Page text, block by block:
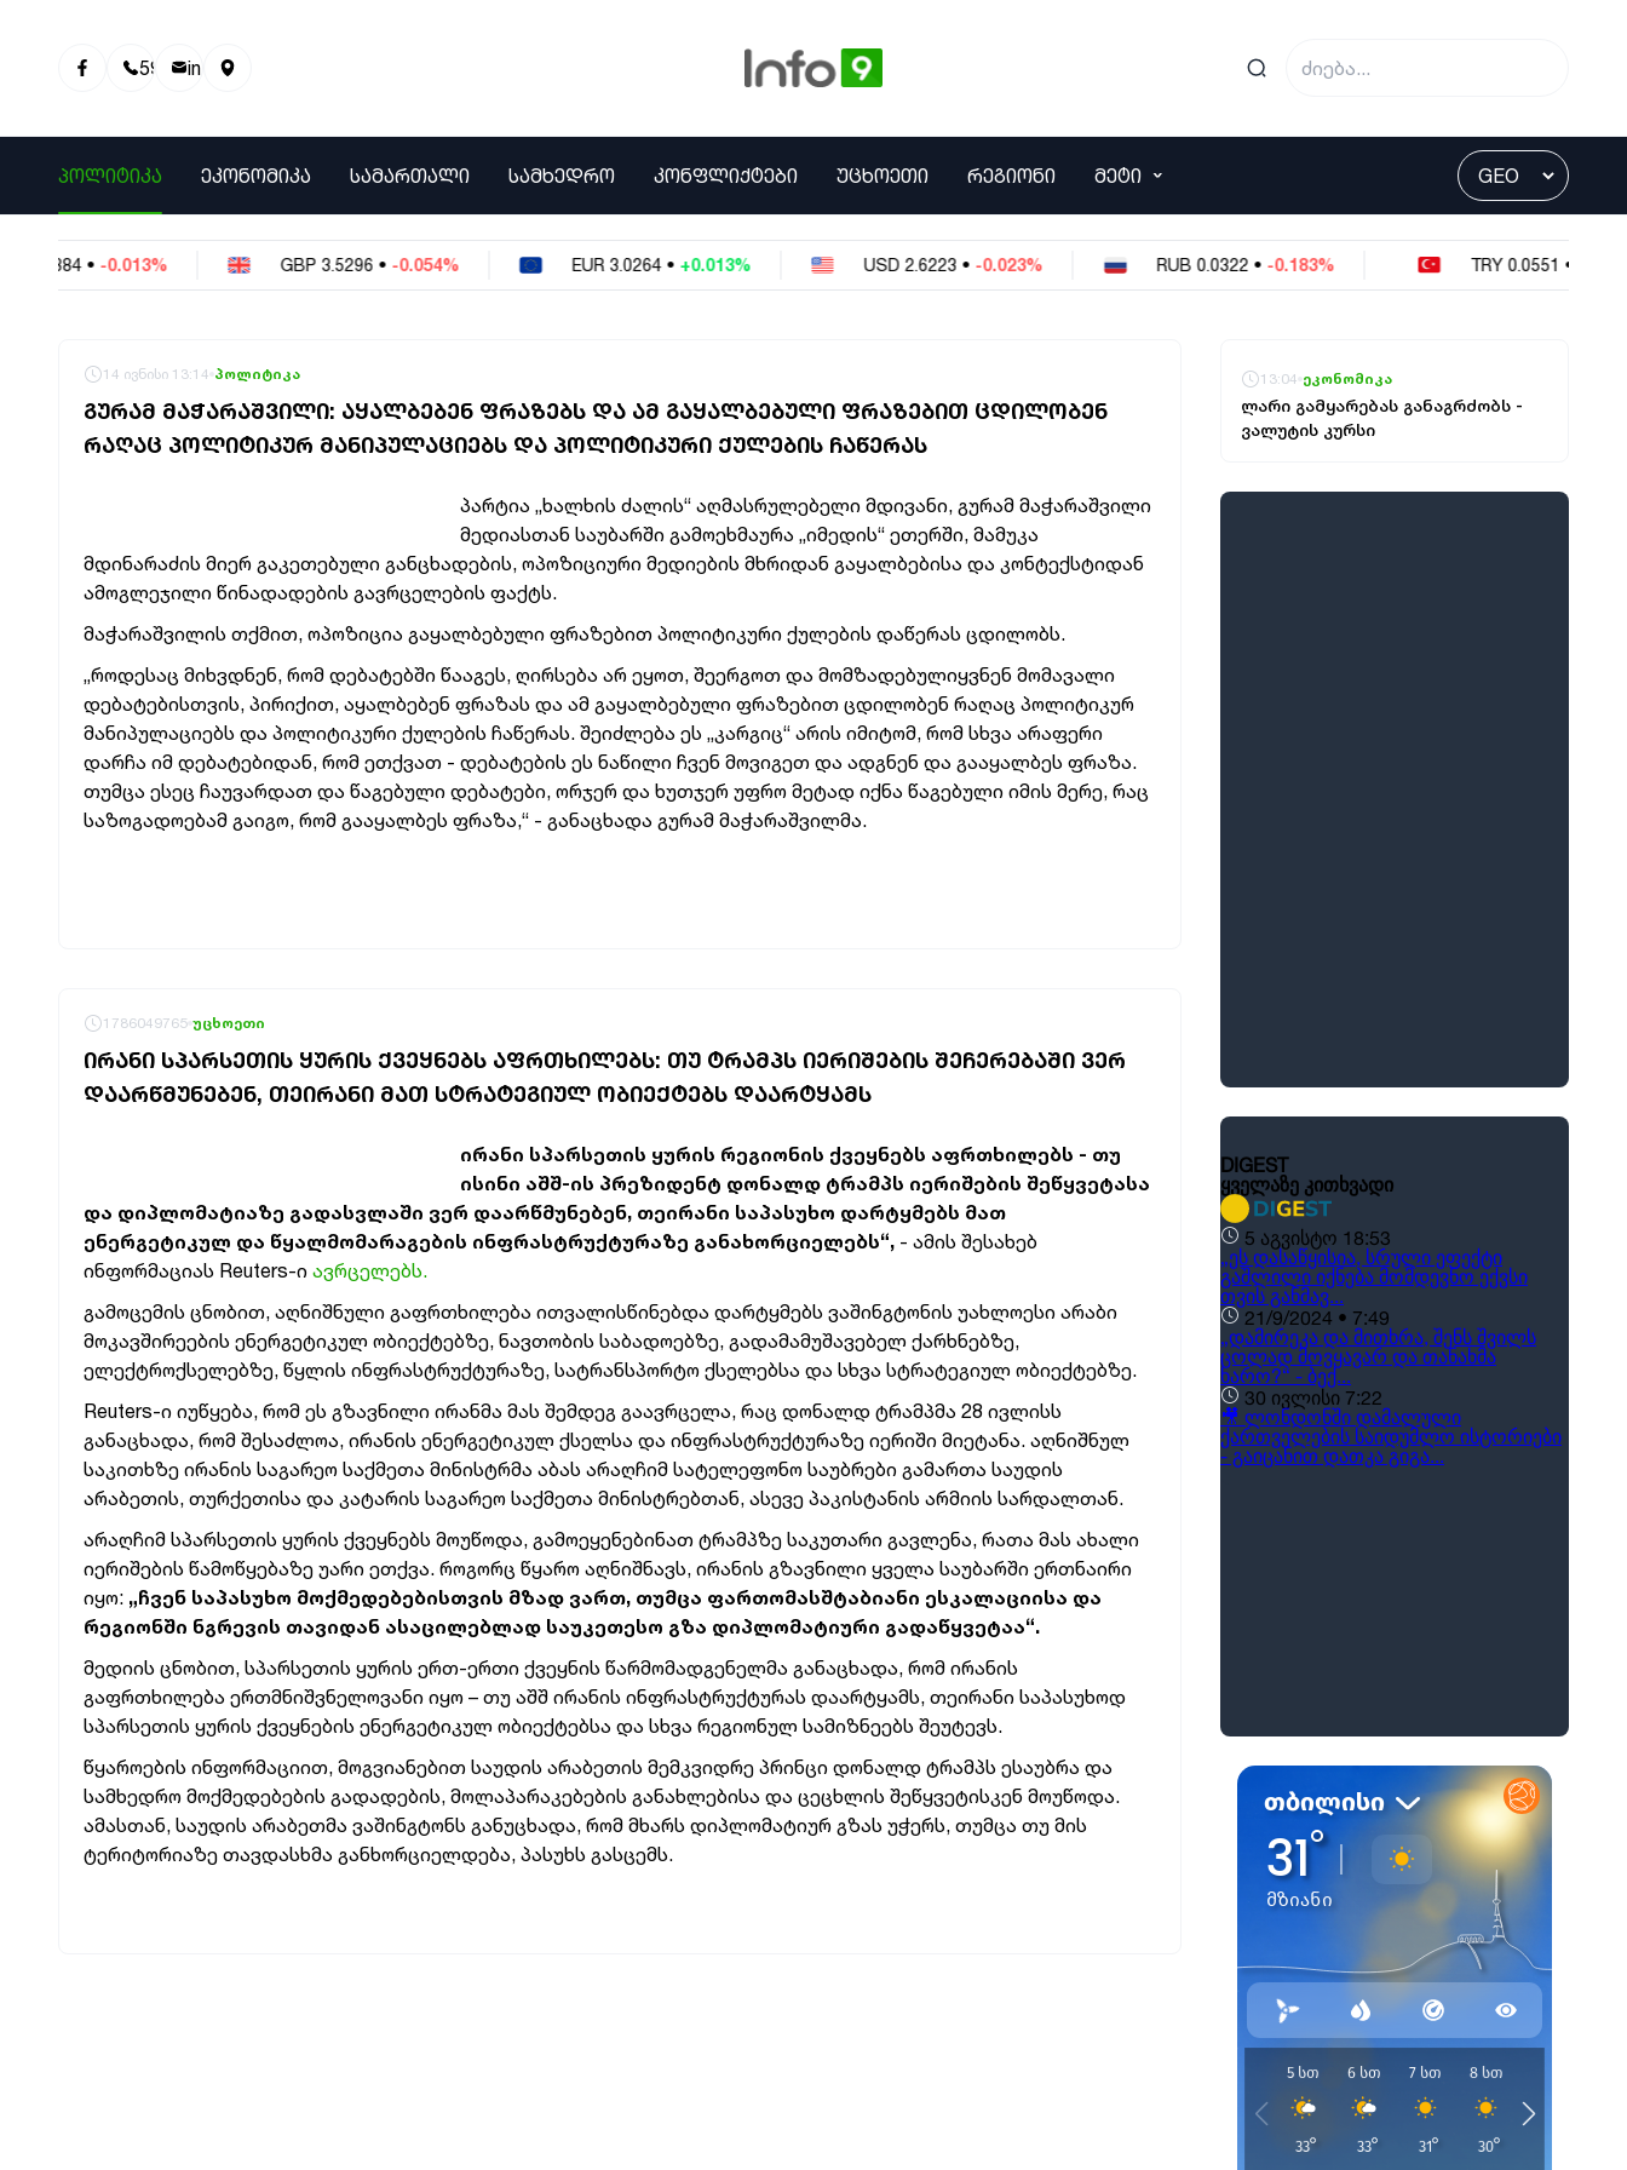
595 01 81 00info@info9.ge
ᲞᲝᲚᲘᲢᲘᲙᲐ ᲔᲙᲝᲜᲝᲛᲘᲙᲐ ᲡᲐᲛᲐᲠᲗᲐᲚᲘ ᲡᲐᲛᲮᲔᲓᲠᲝ ᲙᲝᲜᲤᲚᲘᲥᲢᲔᲑᲘ ᲣᲪᲮᲝᲔᲗᲘ ᲠᲔᲒᲘᲝᲜᲘ ᲛᲔᲢᲘ
-0.013% GBP 3.5296 • -0.054% EUR 3.0264 • +0.013% USD 2.6223 • -0.023% RUB 0.0322 • -0.183% TRY 0.0551 • 0%
14 ივნისი 13:14 პოლიტიკა
ᲒᲣᲠᲐᲛ ᲛᲐᲭᲐᲠᲐᲨᲕᲘᲚᲘ: ᲐᲧᲐᲚᲑᲔᲑᲔᲜ ᲤᲠᲐᲖᲔᲑᲡ ᲓᲐ ᲐᲛ ᲒᲐᲧᲐᲚᲑᲔᲑᲣᲚᲘ ᲤᲠᲐᲖᲔᲑᲘᲗ ᲪᲓᲘᲚᲝᲑᲔᲜ
ᲠᲐᲦᲐᲪ ᲞᲝᲚᲘᲢᲘᲙᲣᲠ ᲛᲐᲜᲘᲞᲣᲚᲐᲪᲘᲔᲑᲡ ᲓᲐ ᲞᲝᲚᲘᲢᲘᲙᲣᲠᲘ ᲥᲣᲚᲔᲑᲘᲡ ᲩᲐᲬᲔᲠᲐᲡ
პარტია „ხალხის ძალის“ აღმასრულებელი მდივანი, გურამ მაჭარაშვილი
მედიასთან საუბარში გამოეხმაურა „იმედის“ ეთერში, მამუკა
მდინარაძის მიერ გაკეთებული განცხადების, ოპოზიციური მედიების მხრიდან გაყალბებისა და კონტექსტიდან
ამოგლეჯილი წინადადების გავრცელების ფაქტს.
მაჭარაშვილის თქმით, ოპოზიცია გაყალბებული ფრაზებით პოლიტიკური ქულების დაწერას ცდილობს.
„როდესაც მიხვდნენ, რომ დებატებში წააგეს, ღირსება არ ეყოთ, შეერგოთ და მომზადებულიყვნენ მომავალი
დებატებისთვის, პირიქით, აყალბებენ ფრაზას და ამ გაყალბებული ფრაზებით ცდილობენ რაღაც პოლიტიკურ
მანიპულაციებს და პოლიტიკური ქულების ჩაწერას. შეიძლება ეს „კარგიც“ არის იმიტომ, რომ სხვა არაფერი
დარჩა იმ დებატებიდან, რომ ეთქვათ - დებატების ეს ნაწილი ჩვენ მოვიგეთ და ადგნენ და გააყალბეს ფრაზა.
თუმცა ესეც ჩაუვარდათ და წაგებული დებატები, ორჯერ და ხუთჯერ უფრო მეტად იქნა წაგებული იმის მერე, რაც
საზოგადოებამ გაიგო, რომ გააყალბეს ფრაზა,“ - განაცხადა გურამ მაჭარაშვილმა.
1786049765 უცხოეთი
ᲘᲠᲐᲜᲘ ᲡᲞᲐᲠᲡᲔᲗᲘᲡ ᲧᲣᲠᲘᲡ ᲥᲕᲔᲧᲜᲔᲑᲡ ᲐᲤᲠᲗᲮᲘᲚᲔᲑᲡ: ᲗᲣ ᲢᲠᲐᲛᲞᲡ ᲘᲔᲠᲘᲨᲔᲑᲘᲡ ᲨᲔᲩᲔᲠᲔᲑᲐᲨᲘ ᲕᲔᲠ
ᲓᲐᲐᲠᲬᲛᲣᲜᲔᲑᲔᲜ, ᲗᲔᲘᲠᲐᲜᲘ ᲛᲐᲗ ᲡᲢᲠᲐᲢᲔᲒᲘᲣᲚ ᲝᲑᲘᲔᲥᲢᲔᲑᲡ ᲓᲐᲐᲠᲢᲧᲐᲛᲡ
ირანი სპარსეთის ყურის რეგიონის ქვეყნებს აფრთხილებს - თუ
ისინი აშშ-ის პრეზიდენტ დონალდ ტრამპს იერიშების შეწყვეტასა
და დიპლომატიაზე გადასვლაში ვერ დაარწმუნებენ, თეირანი საპასუხო დარტყმებს მათ
ენერგეტიკულ და წყალმომარაგების ინფრასტრუქტურაზე განახორციელებს“, - ამის შესახებ
ინფორმაციას Reuters-ი ავრცელებს.
გამოცემის ცნობით, აღნიშნული გაფრთხილება ითვალისწინებდა დარტყმებს ვაშინგტონის უახლოესი არაბი
მოკავშირეების ენერგეტიკულ ობიექტებზე, ნავთობის საბადოებზე, გადამამუშავებელ ქარხნებზე,
ელექტროქსელებზე, წყლის ინფრასტრუქტურაზე, სატრანსპორტო ქსელებსა და სხვა სტრატეგიულ ობიექტებზე.
Reuters-ი იუწყება, რომ ეს გზავნილი ირანმა მას შემდეგ გაავრცელა, რაც დონალდ ტრამპმა 28 ივლისს
განაცხადა, რომ შესაძლოა, ირანის ენერგეტიკულ ქსელსა და ინფრასტრუქტურაზე იერიში მიეტანა. აღნიშნულ
საკითხზე ირანის საგარეო საქმეთა მინისტრმა აბას არაღჩიმ სატელეფონო საუბრები გამართა საუდის
არაბეთის, თურქეთისა და კატარის საგარეო საქმეთა მინისტრებთან, ასევე პაკისტანის არმიის სარდალთან.
არაღჩიმ სპარსეთის ყურის ქვეყნებს მოუწოდა, გამოეყენებინათ ტრამპზე საკუთარი გავლენა, რათა მას ახალი
იერიშების წამოწყებაზე უარი ეთქვა. როგორც წყარო აღნიშნავს, ირანის გზავნილი ყველა საუბარში ერთნაირი
იყო: „ჩვენ საპასუხო მოქმედებებისთვის მზად ვართ, თუმცა ფართომასშტაბიანი ესკალაციისა და
რეგიონში ნგრევის თავიდან ასაცილებლად საუკეთესო გზა დიპლომატიური გადაწყვეტაა“.
მედიის ცნობით, სპარსეთის ყურის ერთ-ერთი ქვეყნის წარმომადგენელმა განაცხადა, რომ ირანის
გაფრთხილება ერთმნიშვნელოვანი იყო – თუ აშშ ირანის ინფრასტრუქტურას დაარტყამს, თეირანი საპასუხოდ
სპარსეთის ყურის ქვეყნების ენერგეტიკულ ობიექტებსა და სხვა რეგიონულ სამიზნეებს შეუტევს.
წყაროების ინფორმაციით, მოგვიანებით საუდის არაბეთის მემკვიდრე პრინცი დონალდ ტრამპს ესაუბრა და
სამხედრო მოქმედებების გადადების, მოლაპარაკებების განახლებისა და ცეცხლის შეწყვეტისკენ მოუწოდა.
ამასთან, საუდის არაბეთმა ვაშინგტონს განუცხადა, რომ მხარს დიპლომატიურ გზას უჭერს, თუმცა თუ მის
ტერიტორიაზე თავდასხმა განხორციელდება, პასუხს გასცემს.
13:04 ეკონომიკა
ლარი გამყარებას განაგრძობს -
ვალუტის კურსი